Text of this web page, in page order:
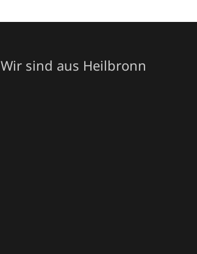
Wir sind aus Heilbronn